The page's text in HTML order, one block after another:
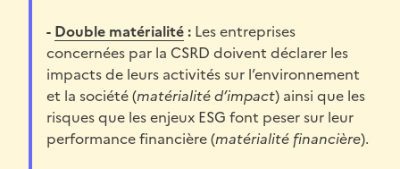
- Double matérialité: Les entreprises
concernées par la CSRD doivent déclarer les
impacts de leurs activités sur l’environnement
et la société (matérialité d’impact) ainsi que les
risques que les enjeux ESG font peser sur leur
performance financière (matérialité financière).